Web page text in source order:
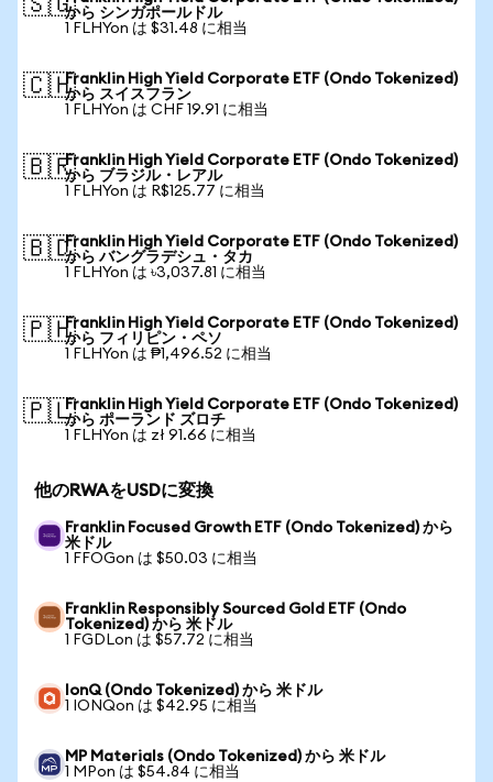
🇸🇬から シンガポールドル
1 FLHYon は $31.48 に相当
🇨🇭Franklin High Yield Corporate ETF (Ondo Tokenized)
から スイスフラン
1 FLHYon は CHF 19.91 に相当
🇧🇷Franklin High Yield Corporate ETF (Ondo Tokenized)
から ブラジル・レアル
1 FLHYon は R$125.77 に相当
🇧🇩Franklin High Yield Corporate ETF (Ondo Tokenized)
から バングラデシュ・タカ
1 FLHYon は ৳3,037.81 に相当
🇵🇭Franklin High Yield Corporate ETF (Ondo Tokenized)
から フィリピン・ペソ
1 FLHYon は ₱1,496.52 に相当
🇵🇱Franklin High Yield Corporate ETF (Ondo Tokenized)
から ポーランド ズロチ
1 FLHYon は zł 91.66 に相当
他のRWAをUSDに変換
Franklin Focused Growth ETF (Ondo Tokenized) から
米ドル
1 FFOGon は $50.03 に相当
Franklin Responsibly Sourced Gold ETF (Ondo
Tokenized) から 米ドル
1 FGDLon は $57.72 に相当
IonQ (Ondo Tokenized) から 米ドル
1 IONQon は $42.95 に相当
MP Materials (Ondo Tokenized) から 米ドル
1 MPon は $54.84 に相当